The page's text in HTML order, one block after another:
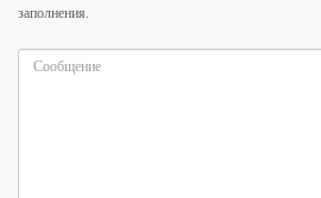
заполнения.